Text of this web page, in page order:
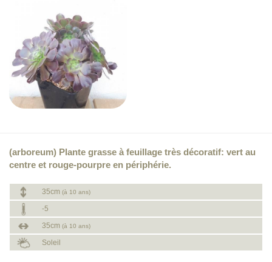
(arboreum) Plante grasse à feuillage très décoratif: vert au
centre et rouge-pourpre en périphérie.
35cm (à 10 ans)
-5
35cm (à 10 ans)
Soleil